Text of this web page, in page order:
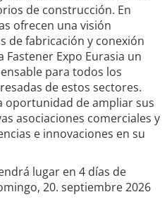
de construcción. En
ofrecen una visión
de fabricación y conexión
Expo Eurasia un
para todos los
de estos sectores.
oportunidad de ampliar sus
asociaciones comerciales y
e innovaciones en su
lugar en 4 días de
20. septiembre 2026